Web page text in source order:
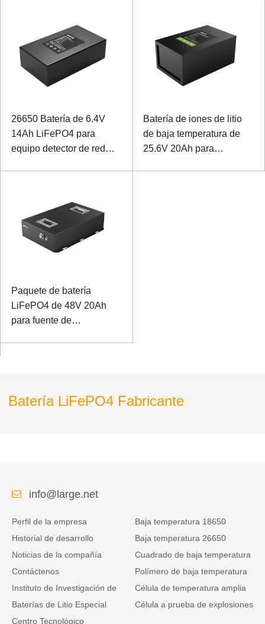
26650 Batería de 6.4V
14Ah LiFePO4 para
equipo detector de red
Batería de iones de litio
de baja temperatura de
25.6V 20Ah para
Paquete de batería
LiFePO4 de 48V 20Ah
para fuente de
Batería LiFePO4 Fabricante
info@large.net
Perfil de la empresa
Historial de desarrollo
Noticias de la compañía
Contáctenos
Instituto de Investigación de
Baterías de Litio Especial
Centro Tecnológico
Baja temperatura 18650
Baja temperatura 26650
Cuadrado de baja temperatura
Polímero de baja temperatura
Célula de temperatura amplia
Célula a prueba de explosiones